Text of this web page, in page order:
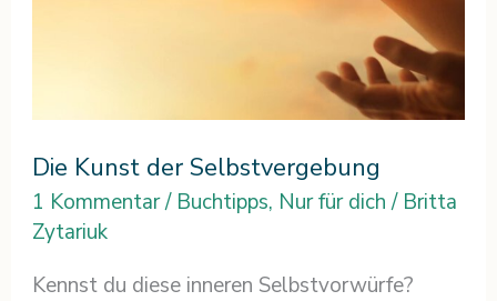
Die Kunst der Selbstvergebung
1 Kommentar/ Buchtipps, Nur für dich/ Britta
Zytariuk
Kennst du diese inneren Selbstvorwürfe?